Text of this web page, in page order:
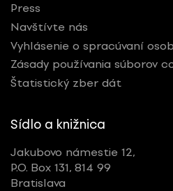
Press
Navštívte nás
Vyhlásenie o spracúvaní
Zásady používania súborov
Štatistický zber dát
Sídlo a knižnica
Jakubovo námestie 12,
P.O. Box 131, 814 99
Bratislava